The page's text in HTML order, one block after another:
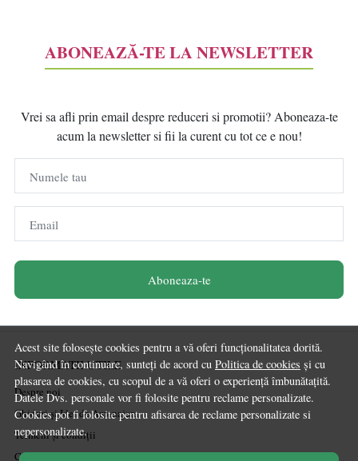
Acest site folosește cookies pentru a vă oferi funcționalitatea dorită.
Navigând în continuare, sunteți de acord cu Politica de cookies și cu
plasarea de cookies, cu scopul de a vă oferi o experiență îmbunătațită.
Datele Dvs. personale vor fi folosite pentru reclame personalizate.
Cookies pot fi folosite pentru afisarea de reclame personalizate si
nepersonalizate.
ABONEAZĂ-TE LA NEWSLETTER
Vrei sa afli prin email despre reduceri si promotii? Aboneaza-te
acum la newsletter si fii la curent cu tot ce e nou!
Numele tau
Email
Aboneaza-te
INFORMATII UTILE
Despre noi
Ghiduri și Idei de Amenajare
Termeni și condiții
Confidențialitate